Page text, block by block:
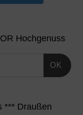
Hochgenuss
OK
*** Draußen